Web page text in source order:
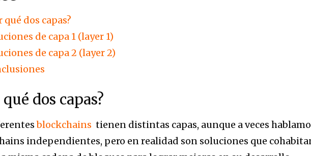
qué dos capas?
de capa 1 (layer 1)
de capa 2 (layer 2)
dos capas?
blockchains tienen distintas capas, aunque a veces
independientes, pero en realidad son soluciones que